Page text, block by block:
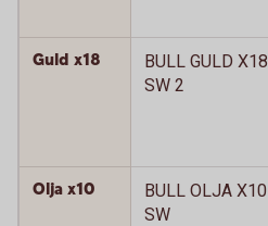
Guld x18
BULL GULD X18
SW 2
Olja x10
BULL OLJA X10
SW